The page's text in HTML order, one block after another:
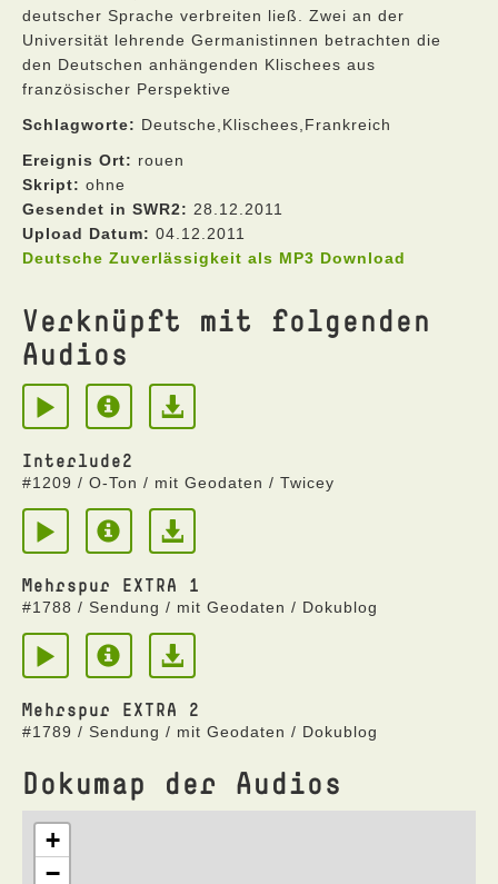
deutscher Sprache verbreiten ließ. Zwei an der
Universität lehrende Germanistinnen betrachten die
den Deutschen anhängenden Klischees aus
französischer Perspektive
Schlagworte: Deutsche,Klischees,Frankreich
Ereignis Ort: rouen
Skript: ohne
Gesendet in SWR2: 28.12.2011
Upload Datum: 04.12.2011
Deutsche Zuverlässigkeit als MP3 Download
Verknüpft mit folgenden
Audios
Interlude2
#1209 / O-Ton / mit Geodaten / Twicey
Mehrspur EXTRA 1
#1788 / Sendung / mit Geodaten / Dokublog
Mehrspur EXTRA 2
#1789 / Sendung / mit Geodaten / Dokublog
Dokumap der Audios